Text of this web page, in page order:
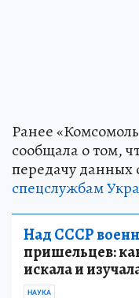
Ранее
сообщала о том,
передачу данных
спецслужбам
Над СССР
пришельцев:
искала и
НАУКА